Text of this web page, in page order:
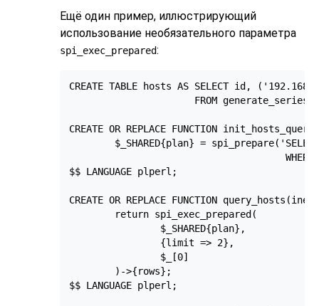
Ещё один пример, иллюстрирующий
использование необязательного параметра
spi_exec_prepared:
CREATE TABLE hosts AS SELECT id,
FROM
CREATE OR REPLACE FUNCTION
$_SHARED{plan} =
WHERE
$$ LANGUAGE plperl;
CREATE OR REPLACE FUNCTION
        return spi_exec_prepared(
                $_SHARED{plan},
                {limit => 2},
                $_[0]
        )->{rows};
$$ LANGUAGE plperl;